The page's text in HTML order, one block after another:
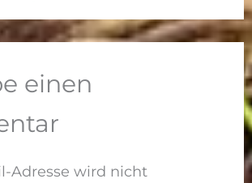
n &
anbauen
einen
Adresse wird nicht